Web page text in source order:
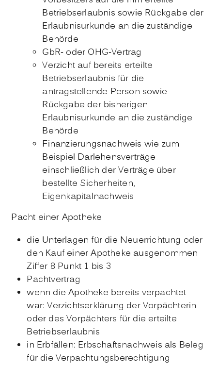
Betriebserlaubnis sowie Rückgabe der
Erlaubnisurkunde an die zuständige
Behörde
GbR- oder OHG-Vertrag
Verzicht auf bereits erteilte
Betriebserlaubnis für die
antragstellende Person sowie
Rückgabe der bisherigen
Erlaubnisurkunde an die zuständige
Behörde
Finanzierungsnachweis wie zum
Beispiel Darlehensverträge
einschließlich der Verträge über
bestellte Sicherheiten,
Eigenkapitalnachweis
Pacht einer Apotheke
die Unterlagen für die Neuerrichtung oder
den Kauf einer Apotheke ausgenommen
Ziffer 8 Punkt 1 bis 3
Pachtvertrag
wenn die Apotheke bereits verpachtet
war: Verzichtserklärung der Vorpächterin
oder des Vorpächters für die erteilte
Betriebserlaubnis
in Erbfällen: Erbschaftsnachweis als Beleg
für die Verpachtungsberechtigung